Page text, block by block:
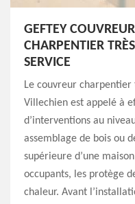
GEFTEY
CHARPENTIER
SERVICE
Le couvreur charpentier
Villechien est appelé à
d’interventions au
assemblage de bois ou
supérieure d’une
occupants, les protège
chaleur. Avant